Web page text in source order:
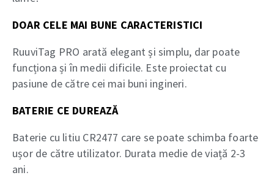
DOAR CELE MAI BUNE CARACTERISTICI
RuuviTag PRO arată elegant și simplu, dar poate
funcționa și în medii dificile. Este proiectat cu
pasiune de către cei mai buni ingineri.
BATERIE CE DUREAZĂ
Baterie cu litiu CR2477 care se poate schimba foarte
ușor de către utilizator. Durata medie de viață 2-3
ani.